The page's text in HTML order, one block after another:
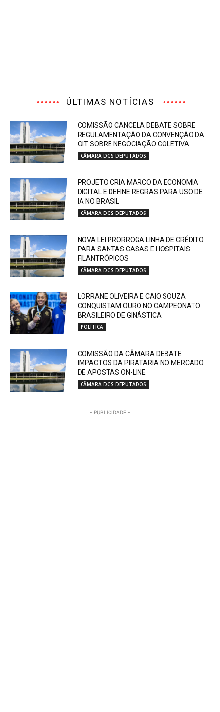
ÚLTIMAS NOTÍCIAS
COMISSÃO CANCELA DEBATE SOBRE
REGULAMENTAÇÃO DA CONVENÇÃO DA
OIT SOBRE NEGOCIAÇÃO COLETIVA
CÂMARA DOS DEPUTADOS
PROJETO CRIA MARCO DA ECONOMIA
DIGITAL E DEFINE REGRAS PARA USO DE
IA NO BRASIL
CÂMARA DOS DEPUTADOS
NOVA LEI PRORROGA LINHA DE CRÉDITO
PARA SANTAS CASAS E HOSPITAIS
FILANTRÓPICOS
CÂMARA DOS DEPUTADOS
LORRANE OLIVEIRA E CAIO SOUZA
CONQUISTAM OURO NO CAMPEONATO
BRASILEIRO DE GINÁSTICA
POLÍTICA
COMISSÃO DA CÂMARA DEBATE
IMPACTOS DA PIRATARIA NO MERCADO
DE APOSTAS ON-LINE
CÂMARA DOS DEPUTADOS
- PUBLICIDADE -